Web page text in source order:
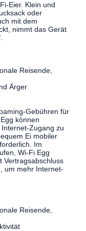
Eier. Klein und
oder
mit dem
nimmt das Gerät
Reisende,
Ärger
Gebühren für
können
Zugang zu
Ei mobiler
Im
Wi-Fi Egg
Vertragsabschluss
um mehr Internet-
Reisende,